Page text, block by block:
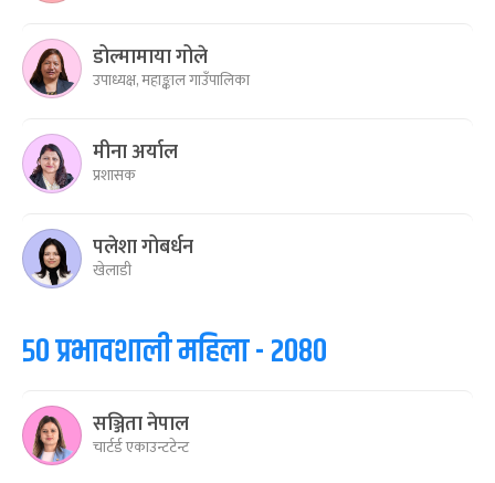
डोल्मामाया गोले
उपाध्यक्ष, महाङ्काल गाउँपालिका
मीना अर्याल
प्रशासक
पलेशा गोबर्धन
खेलाडी
५० प्रभावशाली महिला - २०८०
सञ्जिता नेपाल
चार्टर्ड एकाउन्टटेन्ट